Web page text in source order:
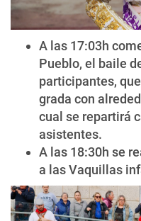
A las 17:03h
Pueblo, el baile
participantes,
grada con
cual se repartirá
asistentes.
A las 18:30h se
a las Vaquillas